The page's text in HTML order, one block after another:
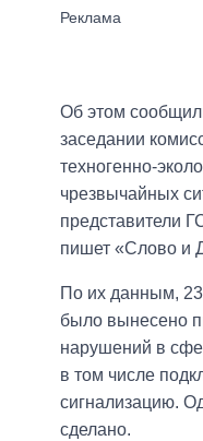
Об этом
заседании
техногенно-
чрезвычайных
представители
пишет «Слово и
По их данным, 23
было вынесено
нарушений в
в том числе
сигнализацию.
сделано.